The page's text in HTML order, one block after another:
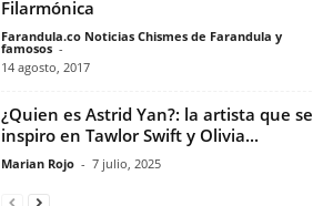
Filarmónica
Farandula.co Noticias Chismes de Farandula y
famosos -
14 agosto, 2017
¿Quien es Astrid Yan?: la artista que se
inspiro en Tawlor Swift y Olivia...
Marian Rojo - 7 julio, 2025